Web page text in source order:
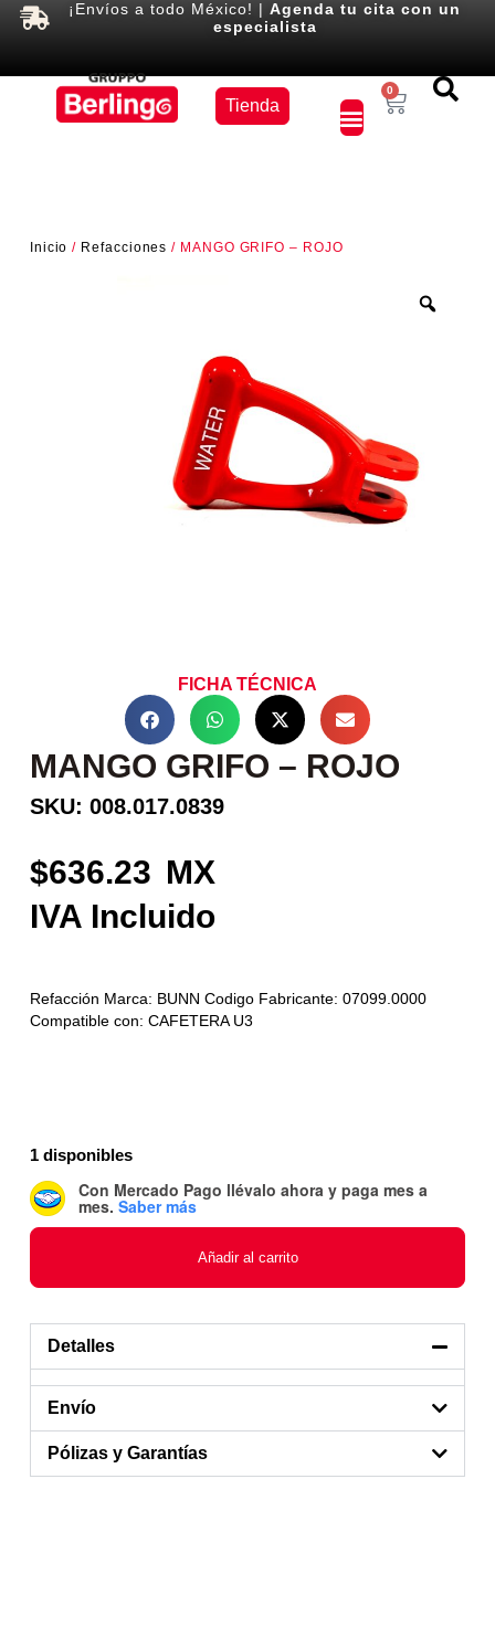
¡Envíos a todo México! |Agenda tu cita con un
especialista
Tienda
0
Inicio / Refacciones / MANGO GRIFO – ROJO
FICHA TÉCNICA
MANGO GRIFO – ROJO
SKU: 008.017.0839
636.23
Refacción Marca: BUNN Codigo Fabricante: 07099.0000
Compatible con: CAFETERA U3
1 disponibles
Con Mercado Pago llévalo ahora y paga mes a
mes. Saber más
Añadir al carrito
Detalles
Envío
Pólizas y Garantías